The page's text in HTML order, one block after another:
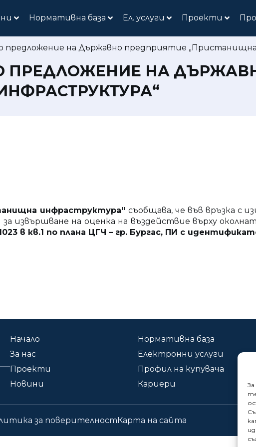
Нормативна база Ел. услуги Проекти
предложение на Държавно предприятие
ПРЕДЛОЖЕНИЕ НА
инфраструктура“ съобщава, че във връзка с
извършване на оценка на въздействие върху
в кв.1 по плана ЦГЧ – гр. Бургас, ПИ с
Начало
За нас
Проекти
Новини
Нормативна база
Електронни услуги
Профил на купувача
Кариери
за поверителностКарта на сайта